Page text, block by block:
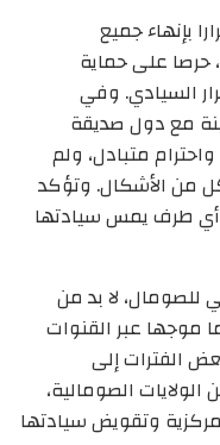
بإنهاء جميع
حرصا على حماية
السيادي. وفي
مع دول صديقة
متبادل، ولم
من الأشكال. وتؤكد
أي طرف يمس سيادتها
للصومال، لا بد من
موجها عبر القنوات
الفترات إلى
الصومالية،
وتقويض سيادتها